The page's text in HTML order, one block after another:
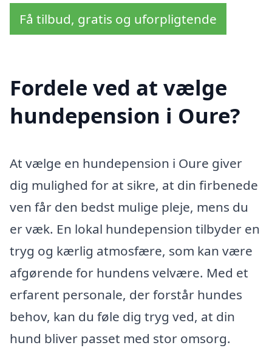
Få tilbud, gratis og uforpligtende
Fordele ved at vælge
hundepension i Oure?
At vælge en hundepension i Oure giver
dig mulighed for at sikre, at din firbenede
ven får den bedst mulige pleje, mens du
er væk. En lokal hundepension tilbyder en
tryg og kærlig atmosfære, som kan være
afgørende for hundens velvære. Med et
erfarent personale, der forstår hundes
behov, kan du føle dig tryg ved, at din
hund bliver passet med stor omsorg.